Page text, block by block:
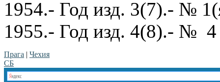
1954.- Год изд. 3(7).- №
1955.- Год изд. 4(8).- № 4
Прага | Чехия
СБ